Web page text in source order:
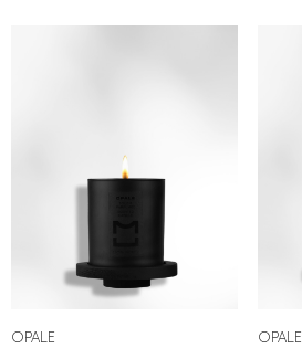
OPALE OPALE